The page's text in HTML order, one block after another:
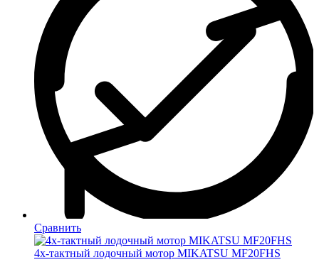
Сравнить
4х-тактный лодочный мотор MIKATSU MF20FHS